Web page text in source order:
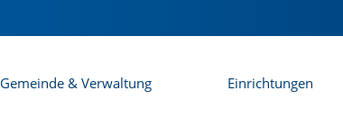
Gemeinde & Verwaltung Einrichtungen